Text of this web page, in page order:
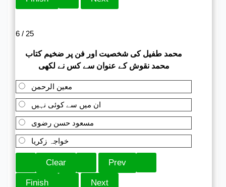
6 / 25
محمد طفیل کی شخصیت اور فن پر ضخیم کتاب
محمد نقوش کے عنوان سے کس نے لکھی
معین الرحمن
ان میں سے کوئی نہیں
مسعود حسن رضوی
خواجہ زکریا